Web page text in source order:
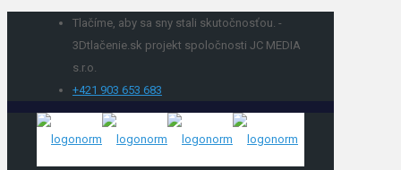
Tlačíme, aby sa sny stali skutočnosťou. -
3Dtlačenie.sk projekt spoločnosti JC MEDIA
s.r.o.
+421 903 653 683